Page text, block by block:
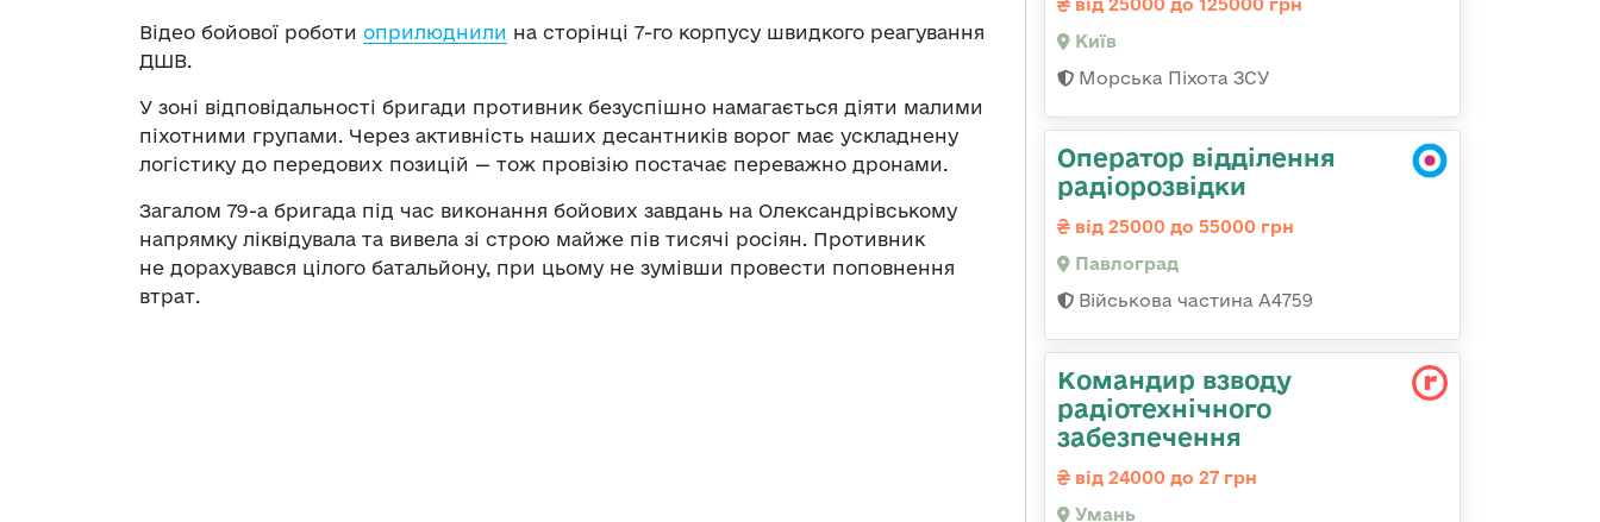
Відео бойової роботи оприлюднили на сторінці 7-го корпусу швидкого реагування
ДШВ.
У зоні відповідальності бригади противник безуспішно намагається діяти малими
піхотними групами. Через активність наших десантників ворог має ускладнену
логістику до передових позицій — тож провізію постачає переважно дронами.
Загалом 79-а бригада під час виконання бойових завдань на Олександрівському
напрямку ліквідувала та вивела зі строю майже пів тисячі росіян. Противник
не дорахувався цілого батальйону, при цьому не зумівши провести поповнення
втрат.
від 25000 до 125000 грн
Київ
Морська Піхота ЗСУ
Оператор відділення
радіорозвідки
від 25000 до 55000 грн
Павлоград
Військова частина А4759
Командир взводу
радіотехнічного
забезпечення
від 24000 до 27 грн
Умань